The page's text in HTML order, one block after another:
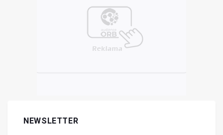
NEWSLETTER